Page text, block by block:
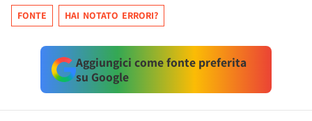
FONTE HAI NOTATO ERRORI?
Aggiungici come fonte preferita
su Google